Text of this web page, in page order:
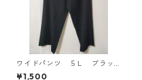
ワイドパンツ ５Ｌ ブラッ
ク KAE-4725
¥1,500